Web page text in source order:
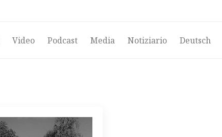
Video Podcast Media Notiziario Deutsch